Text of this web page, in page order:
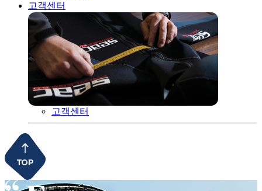
고객센터
고객센터